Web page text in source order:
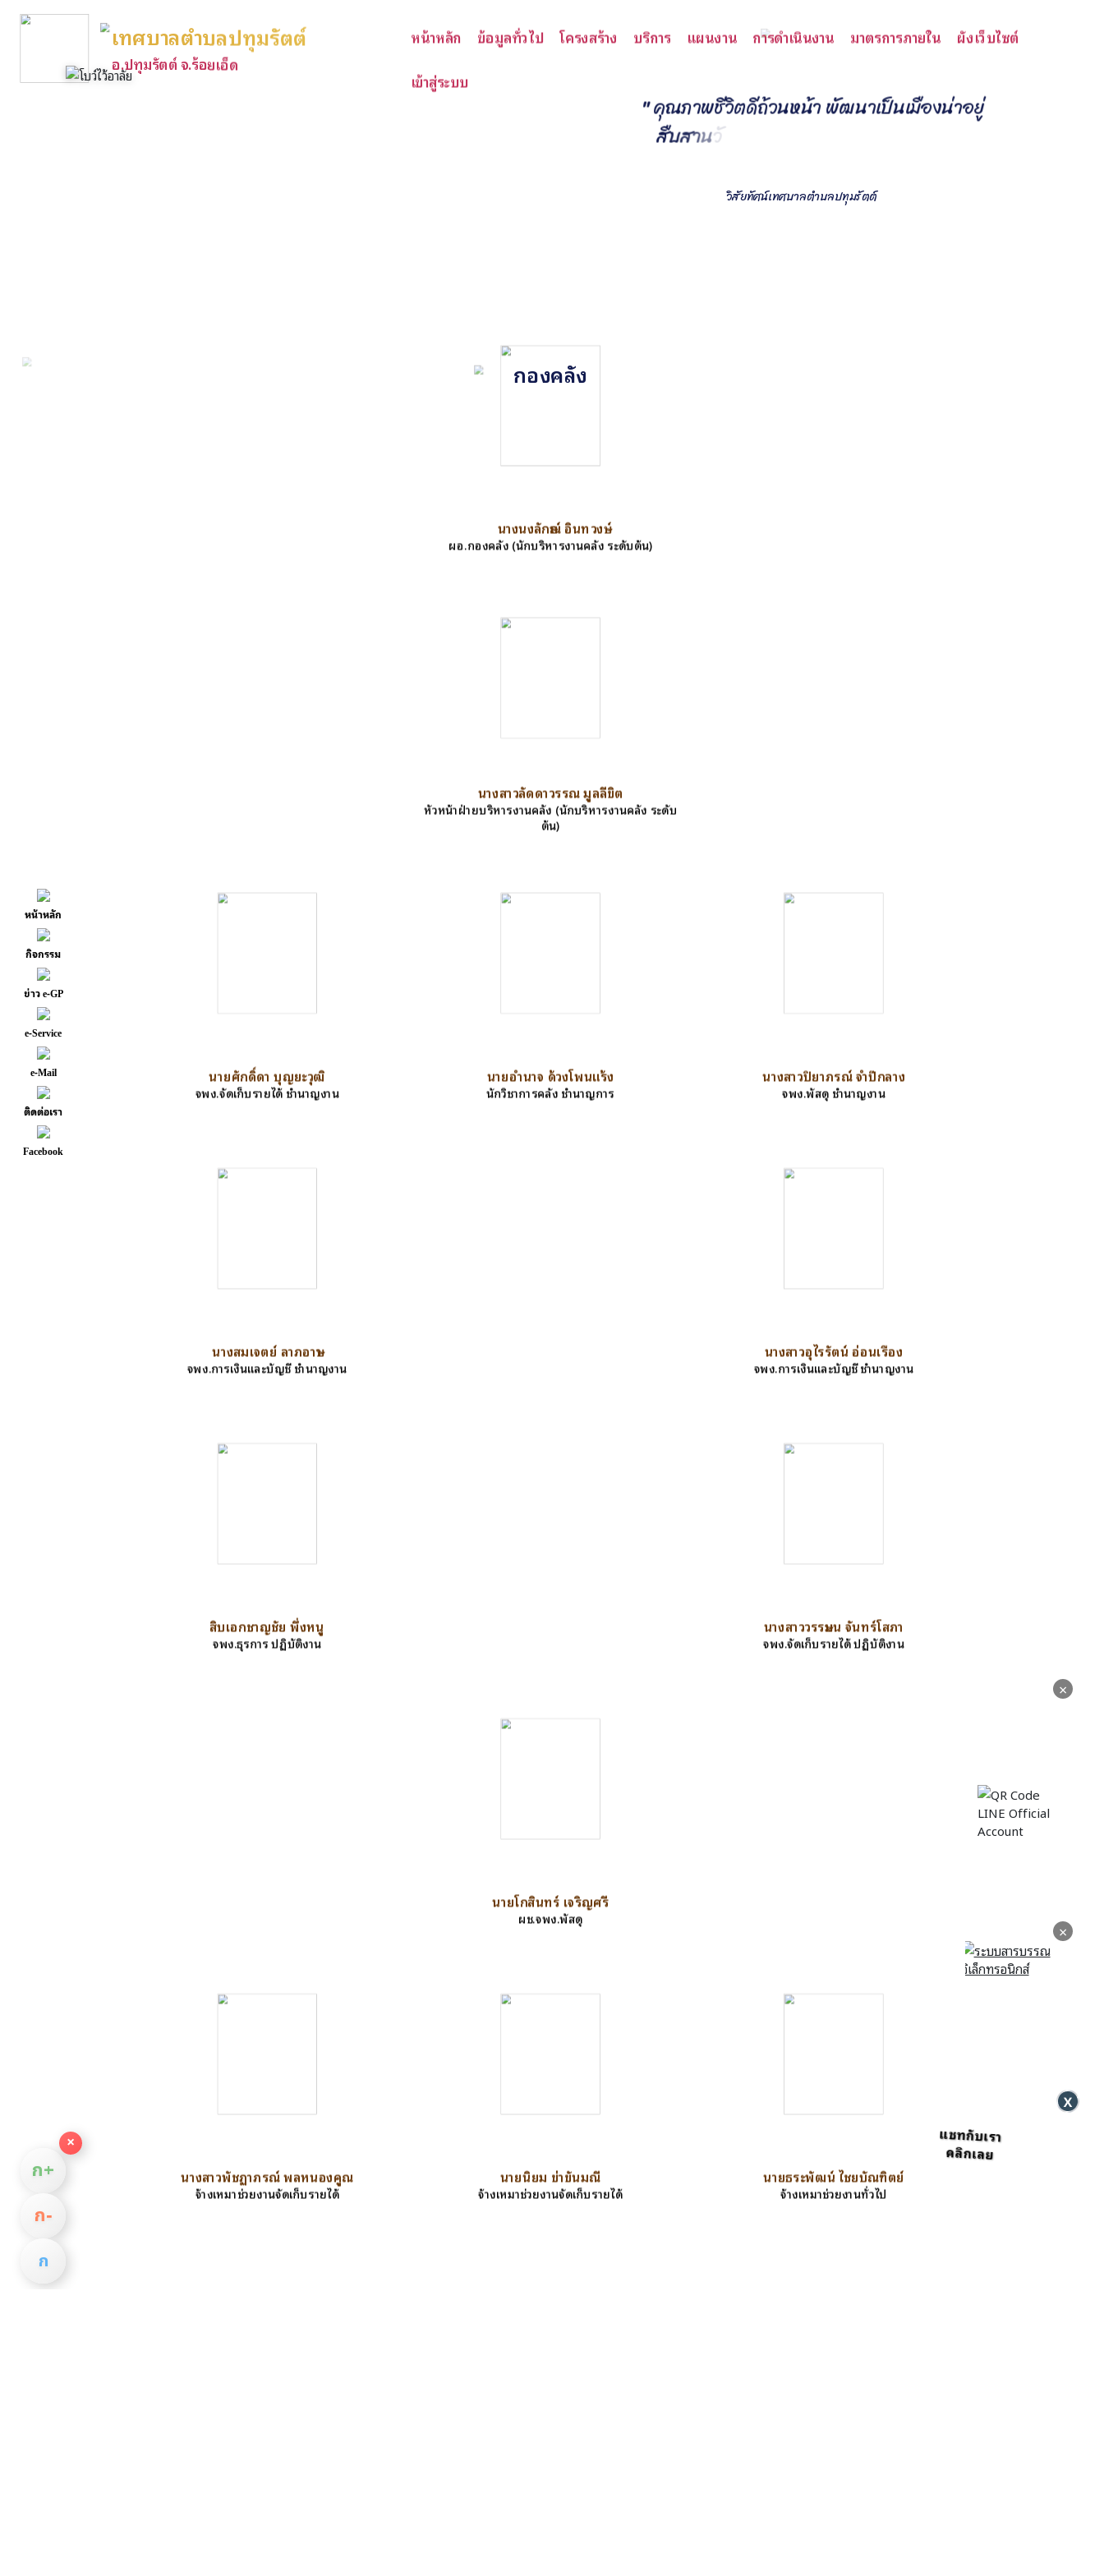
×
×
แชทกับเรา
คลิกเลย
หน้าหลัก
กิจกรรม
ข่าว e-GP
e-Service
e-Mail
ติดต่อเรา
Facebook
เทศบาลตำบลปทุมรัตต์
อ.ปทุมรัตต์ จ.ร้อยเอ็ด
หน้าหลัก ข้อมูลทั่วไป โครงสร้าง บริการ แผนงาน การดำเนินงาน มาตรการภายใน ผังเว็บไซต์
เข้าสู่ระบบ
"คณภาพชวตดถวนหนาพฒนาเปนเมองนาอย
สบสานวฒ
วิสัยทัศน์เทศบาลตำบลปทุมรัตต์
กองคลัง
นางนงลักษณ์ อินทวงษ์
ผอ.กองคลัง (นักบริหารงานคลัง ระดับต้น)
นางสาวลัดดาวรรณ มูลลีขิต
หัวหน้าฝ่ายบริหารงานคลัง (นักบริหารงานคลัง ระดับ
ต้น)
นายศักดิ์ดา บุญยะวุฒิ
จพง.จัดเก็บรายได้ ชำนาญงาน
นายอำนาจ ด้วงโพนแร้ง
นักวิชาการคลัง ชำนาญการ
นางสาวปิยาภรณ์ จำปีกลาง
จพง.พัสดุ ชำนาญงาน
นางสมเจตย์ ลาภอาษา
จพง.การเงินและบัญชี ชำนาญงาน
นางสาวอุไรรัตน์ อ่อนเรือง
จพง.การเงินและบัญชี ชำนาญงาน
สิบเอกชาญชัย พึ่งหนู
จพง.ธุรการ ปฏิบัติงาน
นางสาววรรษมน จันทร์โสภา
จพง.จัดเก็บรายได้ ปฏิบัติงาน
นายโกสินทร์ เจริญศรี
ผช.จพง.พัสดุ
นางสาวพัชฏาภรณ์ พลหนองคูณ
จ้างเหมาช่วยงานจัดเก็บรายได้
นายนิยม ข่าขันมณี
จ้างเหมาช่วยงานจัดเก็บรายได้
นายธระพัฒน์ ไชยบัณฑิตย์
จ้างเหมาช่วยงานทั่วไป
×
ก+
ก−
ก